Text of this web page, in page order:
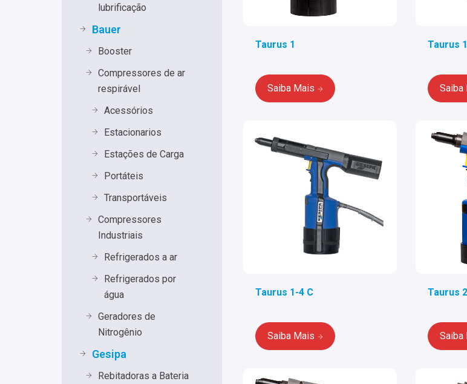
Taurus 1
Saiba Mais
Taurus
Saiba
Taurus 1-4 C
Saiba Mais
Taurus 2
Saiba
lubrificação
Bauer
Booster
Compressores de ar
respirável
Acessórios
Estacionarios
Estações de Carga
Portáteis
Transportáveis
Compressores
Industriais
Refrigerados a ar
Refrigerados por
água
Geradores de
Nitrogênio
Gesipa
Rebitadoras a Bateria